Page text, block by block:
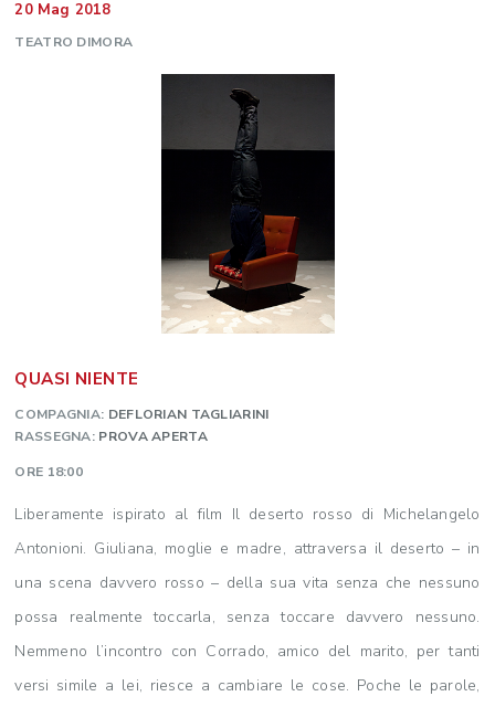
20 Mag 2018
TEATRO DIMORA
QUASI NIENTE
COMPAGNIA: DEFLORIAN TAGLIARINI
RASSEGNA: PROVA APERTA
ORE 18:00
Liberamente ispirato al film Il deserto rosso di Michelangelo
Antonioni. Giuliana, moglie e madre, attraversa il deserto – in
una scena davvero rosso – della sua vita senza che nessuno
possa realmente toccarla, senza toccare davvero nessuno.
Nemmeno l’incontro con Corrado, amico del marito, per tanti
versi simile a lei, riesce a cambiare le cose. Poche le parole,